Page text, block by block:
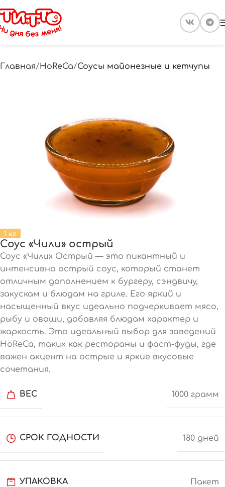
Главная HoReCa Соусы майонезные и кетчупы
1 кг
Соус «Чили» острый
Соус «Чили» Острый — это пикантный и
интенсивно острый соус, который станет
отличным дополнением к бургеру, сэндвичу,
закускам и блюдам на гриле. Его яркий и
насыщенный вкус идеально подчеркивает мясо,
рыбу и овощи, добавляя блюдам характер и
жаркость. Это идеальный выбор для заведений
HoReCa, таких как рестораны и фаст-фуды, где
важен акцент на острые и яркие вкусовые
сочетания.
ВЕС 1000 грамм
СРОК ГОДНОСТИ 180 дней
УПАКОВКА Пакет